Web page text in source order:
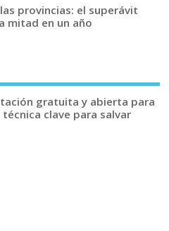
provincias: el superávit
mitad en un año
gratuita y abierta para
técnica clave para salvar